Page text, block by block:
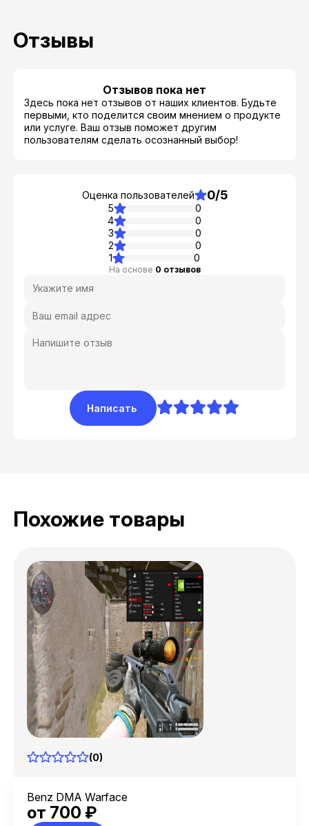
Отзывы
Отзывов пока нет
Здесь пока нет отзывов от наших клиентов. Будьте
первыми, кто поделится своим мнением о продукте
или услуге. Ваш отзыв поможет другим
пользователям сделать осознанный выбор!
Оценка пользователей 0/5
5
0
4
0
3
0
2
0
1
0
На основе 0 отзывов
Написать
Похожие товары
(0)
Benz DMA Warface
от 700 ₽